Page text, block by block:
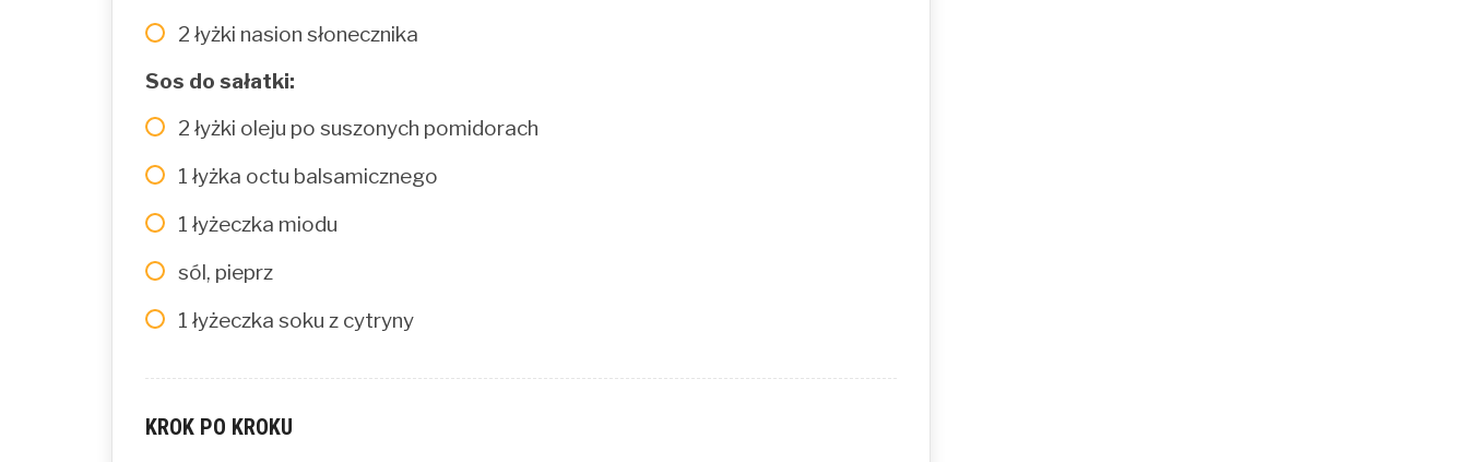
2 łyżki nasion słonecznika
Sos do sałatki:
2 łyżki oleju po suszonych pomidorach
1 łyżka octu balsamicznego
1 łyżeczka miodu
sól, pieprz
1 łyżeczka soku z cytryny
KROK PO KROKU